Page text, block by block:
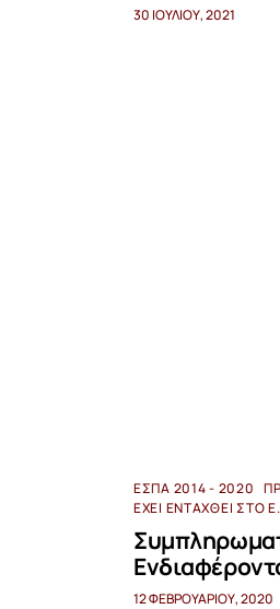
30 ΙΟΥΛΊΟΥ, 2021
ΕΣΠΑ 2014 - 2020
ΈΧΕΙ ΕΝΤΑΧΘΕΊ ΣΤΟ
12 ΦΕΒΡΟΥΑΡΊΟΥ, 2020